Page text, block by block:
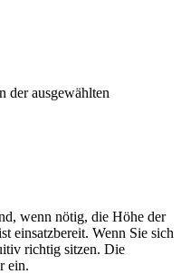
der ausgewählten
wenn nötig, die Höhe der
einsatzbereit. Wenn Sie sich
richtig sitzen. Die
ein.